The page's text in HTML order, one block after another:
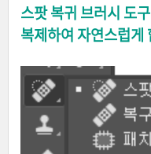
스팟 복귀 브러시 도
복제하여 자연스럽게